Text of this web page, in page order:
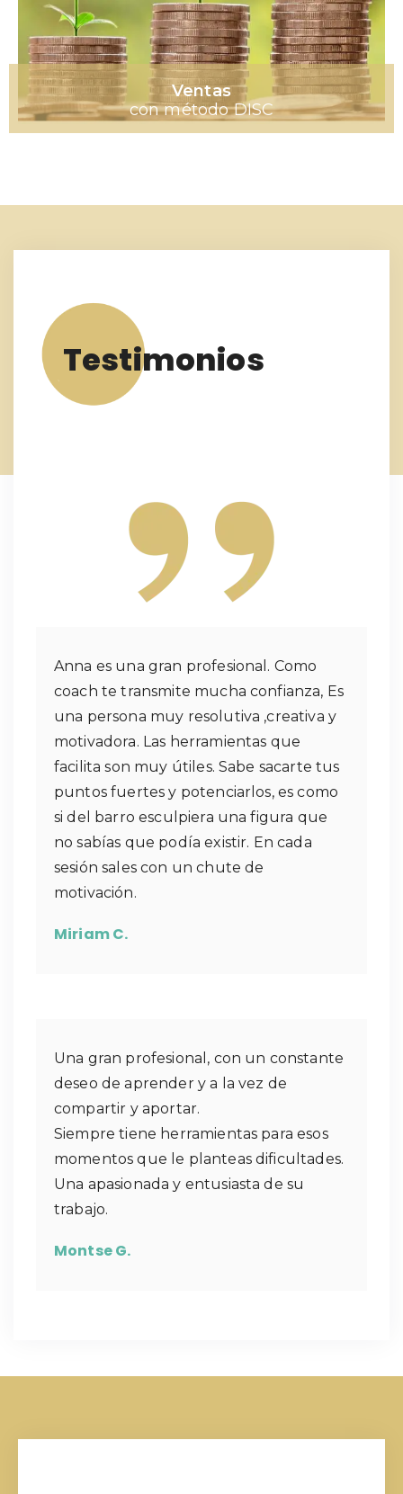
Ventas
con método DISC
Testimonios
Anna es una gran profesional. Como
coach te transmite mucha confianza, Es
una persona muy resolutiva ,creativa y
motivadora. Las herramientas que
facilita son muy útiles. Sabe sacarte tus
puntos fuertes y potenciarlos, es como
si del barro esculpiera una figura que
no sabías que podía existir. En cada
sesión sales con un chute de
motivación.
Miriam C.
Una gran profesional, con un constante
deseo de aprender y a la vez de
compartir y aportar.
Siempre tiene herramientas para esos
momentos que le planteas dificultades.
Una apasionada y entusiasta de su
trabajo.
Montse G.